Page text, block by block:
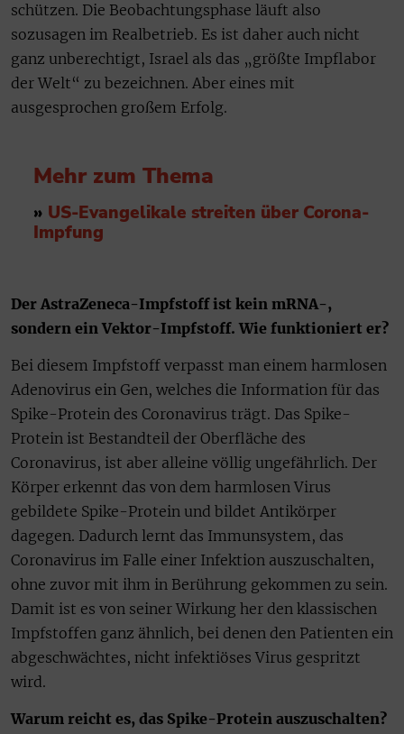
schützen. Die Beobachtungsphase läuft also
sozusagen im Realbetrieb. Es ist daher auch nicht
ganz unberechtigt, Israel als das „größte Impflabor
der Welt“ zu bezeichnen. Aber eines mit
ausgesprochen großem Erfolg.
Mehr zum Thema
» US-Evangelikale streiten über Corona-
Impfung
Der AstraZeneca-Impfstoff ist kein mRNA-,
sondern ein Vektor-Impfstoff. Wie funktioniert er?
Bei diesem Impfstoff verpasst man einem harmlosen
Adenovirus ein Gen, welches die Information für das
Spike-Protein des Coronavirus trägt. Das Spike-
Protein ist Bestandteil der Oberfläche des
Coronavirus, ist aber alleine völlig ungefährlich. Der
Körper erkennt das von dem harmlosen Virus
gebildete Spike-Protein und bildet Antikörper
dagegen. Dadurch lernt das Immunsystem, das
Coronavirus im Falle einer Infektion auszuschalten,
ohne zuvor mit ihm in Berührung gekommen zu sein.
Damit ist es von seiner Wirkung her den klassischen
Impfstoffen ganz ähnlich, bei denen den Patienten ein
abgeschwächtes, nicht infektiöses Virus gespritzt
wird.
Warum reicht es, das Spike-Protein auszuschalten?